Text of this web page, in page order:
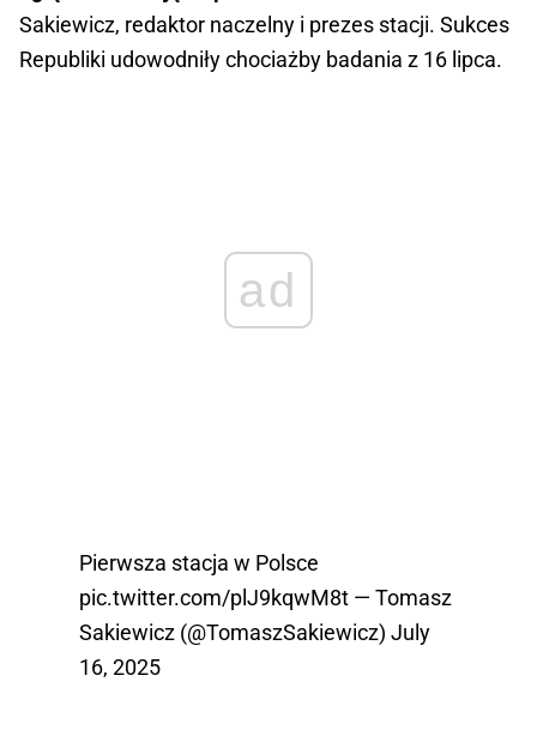
Sakiewicz, redaktor naczelny i prezes stacji. Sukces
Republiki udowodniły chociażby badania z 16 lipca.
ad
Pierwsza stacja w Polsce
pic.twitter.com/plJ9kqwM8t — Tomasz
Sakiewicz (@TomaszSakiewicz) July
16, 2025